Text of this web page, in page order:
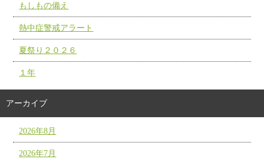
もしもの備え
熱中症警戒アラート
夏祭り２０２６
１年
アーカイブ
2026年8月
2026年7月